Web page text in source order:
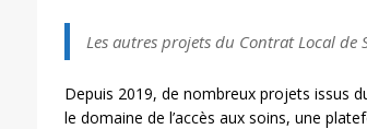
Les autres projets du Contrat Local de
Depuis 2019, de nombreux projets issus
le domaine de l’accès aux soins, une